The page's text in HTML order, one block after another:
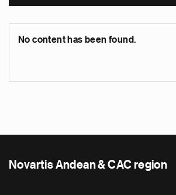
No content has been found.
Novartis Andean & CAC region